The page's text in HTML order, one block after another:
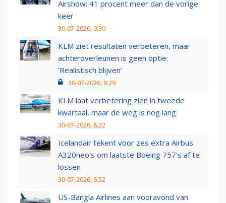
Airshow: 41 procent meer dan de vorige
keer
30-07-2026, 9:30
KLM ziet resultaten verbeteren, maar
achteroverleunen is geen optie:
‘Realistisch blijven’
30-07-2026, 9:29
KLM laat verbetering zien in tweede
kwartaal, maar de weg is nog lang
30-07-2026, 8:22
Icelandair tekent voor zes extra Airbus
A320neo's om laatste Boeing 757's af te
lossen
30-07-2026, 6:52
US-Bangla Airlines aan vooravond van